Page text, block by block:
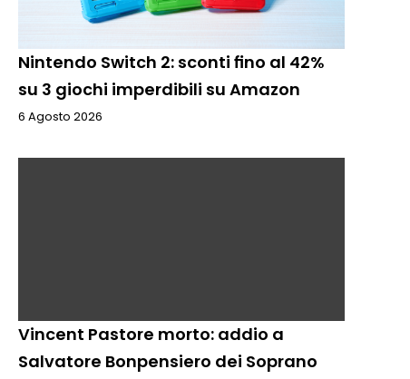
Nintendo Switch 2: sconti fino al 42%
su 3 giochi imperdibili su Amazon
6 Agosto 2026
Vincent Pastore morto: addio a
Salvatore Bonpensiero dei Soprano